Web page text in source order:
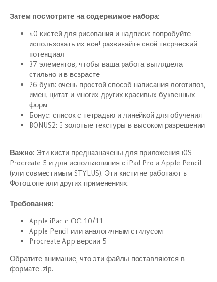
Затем посмотрите на содержимое набора:
40 кистей для рисования и надписи: попробуйте
использовать их все! развивайте свой творческий
потенциал
37 элементов, чтобы ваша работа выглядела
стильно и в возрасте
26 букв: очень простой способ написания логотипов,
имен, цитат и многих других красивых буквенных
форм
Бонус: список с тетрадью и линейкой для обучения
BONUS2: 3 золотые текстуры в высоком разрешении
Важно: Эти кисти предназначены для приложения iOS
Procreate 5 и для использования с iPad Pro и Apple Pencil
(или совместимым STYLUS). Эти кисти не работают в
Фотошопе или других применениях.
Требования:
Apple iPad с ОС 10/11
Apple Pencil или аналогичным стилусом
Procreate App версии 5
Обратите внимание, что эти файлы поставляются в
формате .zip.